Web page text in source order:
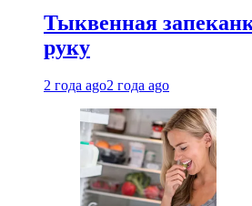
Тыквенная
руку
2 года ago2 года ago